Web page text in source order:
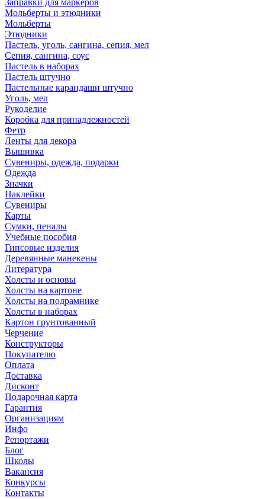
Заправки для маркеров
Мольберты и этюдники
Мольберты
Этюдники
Пастель, уголь, сангина, сепия, мел
Сепия, сангина, соус
Пастель в наборах
Пастель штучно
Пастельные карандаши штучно
Уголь, мел
Рукоделие
Коробка для принадлежностей
Фетр
Ленты для декора
Вышивка
Сувениры, одежда, подарки
Одежда
Значки
Наклейки
Сувениры
Карты
Сумки, пеналы
Учебные пособия
Гипсовые изделия
Деревянные манекены
Литература
Холсты и основы
Холсты на картоне
Холсты на подрамнике
Холсты в наборах
Картон грунтованный
Черчение
Конструкторы
Покупателю
Оплата
Доставка
Дисконт
Подарочная карта
Гарантия
Организациям
Инфо
Репортажи
Блог
Школы
Вакансия
Конкурсы
Контакты